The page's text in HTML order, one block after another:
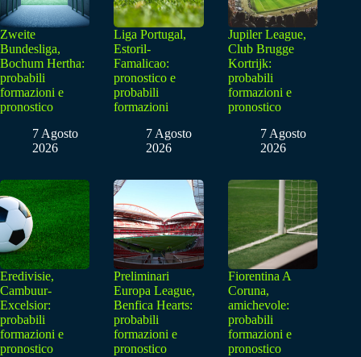
Zweite
Bundesliga,
Bochum Hertha:
probabili
formazioni e
pronostico
7 Agosto
2026
Liga Portugal,
Estoril-
Famalicao:
pronostico e
probabili
formazioni
7 Agosto
2026
Jupiler League,
Club Brugge
Kortrijk:
probabili
formazioni e
pronostico
7 Agosto
2026
Eredivisie,
Cambuur-
Excelsior:
probabili
formazioni e
pronostico
Preliminari
Europa League,
Benfica Hearts:
probabili
formazioni e
pronostico
Fiorentina A
Coruna,
amichevole:
probabili
formazioni e
pronostico